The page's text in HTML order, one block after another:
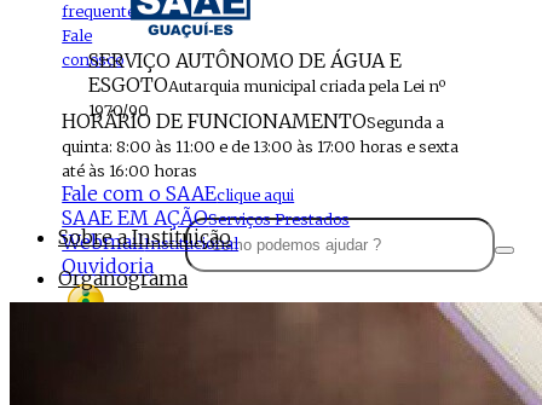
frequentes
Fale
conosco
SERVIÇO AUTÔNOMO DE ÁGUA E
ESGOTOAutarquia municipal criada pela Lei nº
1970/90
HORÁRIO DE FUNCIONAMENTOSegunda a
quinta: 8:00 às 11:00 e de 13:00 às 17:00 horas e sexta
até às 16:00 horas
Fale com o SAAEclique aqui
SAAE EM AÇÃOServiços Prestados
WebmailInstitucional
Ouvidoria
Sobre a Instituição
Organograma